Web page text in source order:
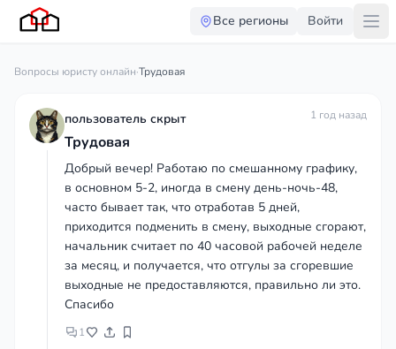
Все регионы Войти
Вопросы юристу онлайн·Трудовая
пользователь скрыт 1 год назад
Трудовая
Добрый вечер! Работаю по смешанному графику,
в основном 5-2, иногда в смену день-ночь-48,
часто бывает так, что отработав 5 дней,
приходится подменить в смену, выходные сгорают,
начальник считает по 40 часовой рабочей неделе
за месяц, и получается, что отгулы за сгоревшие
выходные не предоставляются, правильно ли это.
Спасибо
1